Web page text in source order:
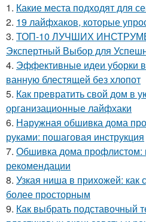
1. Какие места подходят для
2. 19 лайфхаков, которые
3. ТОП-10 ЛУЧШИХ
Экспертный Выбор для
4. Эффективные идеи уборки
ванную блестящей без хлопот
5. Как превратить свой дом в
организационные лайфхаки
6. Наружная обшивка дома
руками: пошаговая инструкция
7. Обшивка дома профлистом:
рекомендации
8. Узкая ниша в прихожей: как
более просторным
9. Как выбрать подставочный